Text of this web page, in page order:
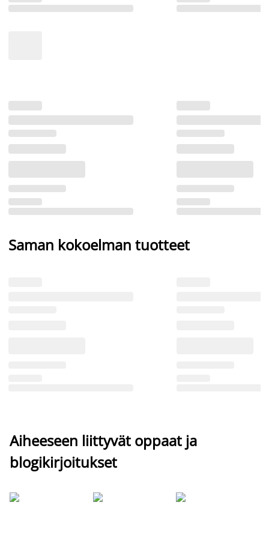
Saman kokoelman tuotteet
Aiheeseen liittyvät oppaat ja
blogikirjoitukset